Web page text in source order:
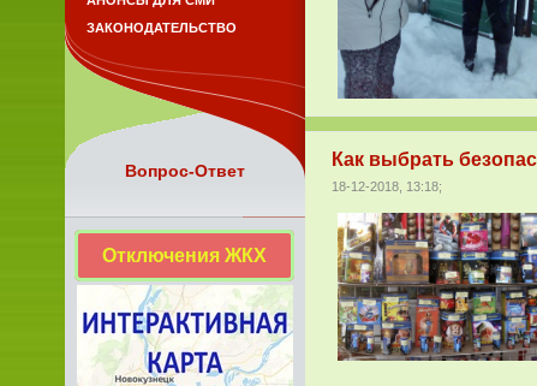
Как выбрать
18-12-2018, 13:18;
ЗАКОНОДАТЕЛЬСТВО
Вопрос-Ответ
Отключения ЖКХ